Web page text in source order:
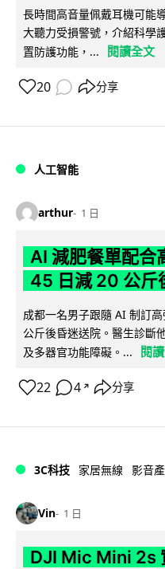
長時間高音量佩戴耳機可能
大聽力受損警號，介紹科學
置防護功能，...
閱讀全文
20 分享
人工智能
arthur 1 日
AI 減肥餐單配
45 日減 20 公斤
成都一名男子跟隨 AI 制訂
公斤後昏迷送院。醫生診斷
及多器官功能障礙。...
閱
22 4 ↗ 分享
3C科技 家居無線 影音
Vin 1 日
DJI Mic Mini 2s